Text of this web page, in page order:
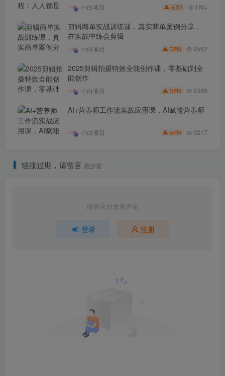
小白项目 云币3 1W+
剪辑商单实战训练课，真实商单案例分享，
在实战中练会剪辑
小白项目 云币3 9562
2025剪辑拍摄特效全能创作课，零基础到全
能创作
小白项目 云币3 9389
AI+营养师工作流实战应用课，AI赋能营养师
小白项目 云币3 9217
链接过期，请留言 抢沙发
请登录后发表评论
登录 注册